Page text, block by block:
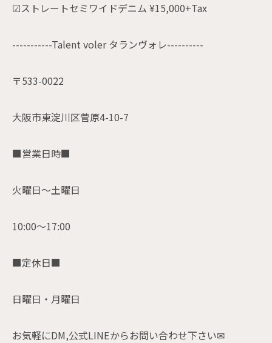
☑ストレートセミワイドデニム ¥15,000+Tax
-----------Talent voler タランヴォレ----------
〒533-0022
大阪市東淀川区菅原4-10-7
■営業日時■
火曜日〜土曜日
10:00〜17:00
■定休日■
日曜日・月曜日
お気軽にDM,公式LINEからお問い合わせ下さい✉